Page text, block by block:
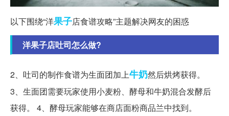
以下围绕“洋果子店食谱攻略”主题解决网友的困惑
洋果子店吐司怎么做?
2、吐司的制作食谱为生面团加上牛奶然后烘烤获得。
3、生面团需要玩家使用小麦粉、酵母和牛奶混合发酵后
获得。 4、酵母玩家能够在商店面粉商品兰中找到。